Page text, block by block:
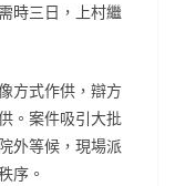
時三日，上村繼
方式作供，辯方
。案件吸引大批
外等候，現場派
序。